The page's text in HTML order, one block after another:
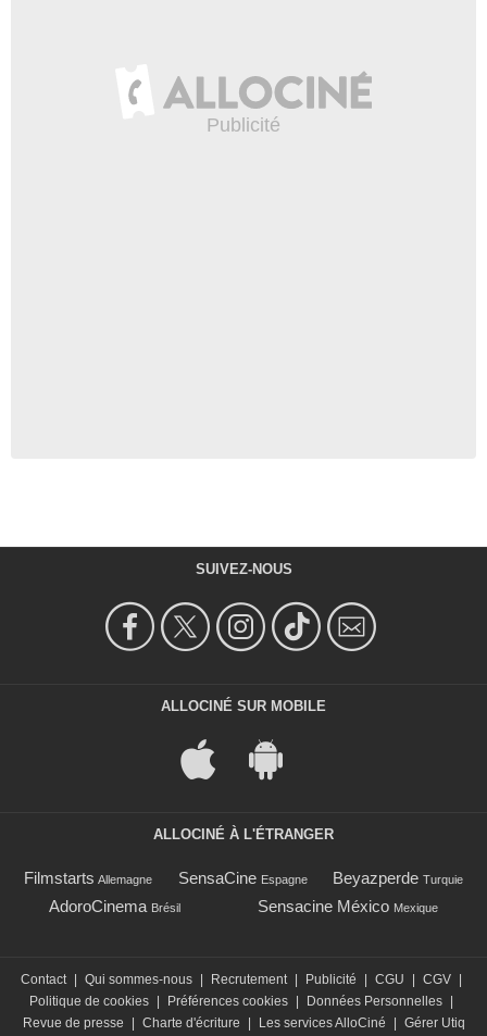
SUIVEZ-NOUS
ALLOCINÉ SUR MOBILE
ALLOCINÉ À L'ÉTRANGER
Filmstarts Allemagne SensaCine Espagne Beyazperde Turquie
AdoroCinema Brésil Sensacine México Mexique
Contact | Qui sommes-nous | Recrutement | Publicité | CGU | CGV |
Politique de cookies | Préférences cookies | Données Personnelles |
Revue de presse
| Charte d'écriture | Les services AlloCiné | Gérer Utiq